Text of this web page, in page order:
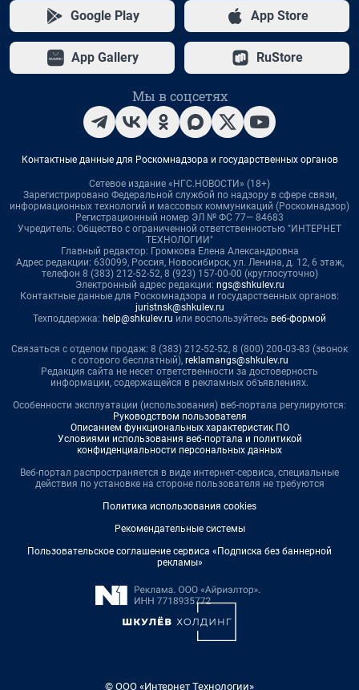
Google Play App Store
App Gallery RuStore
Мы в соцсетях
Контактные данные для Роскомнадзора и государственных органов
Сетевое издание «НГС.НОВОСТИ» (18+)
Зарегистрировано Федеральной службой по надзору в сфере связи,
информационных технологий и массовых коммуникаций (Роскомнадзор)
Регистрационный номер ЭЛ № ФС 77— 84683
Учредитель: Общество с ограниченной ответственностью "ИНТЕРНЕТ
ТЕХНОЛОГИИ"
Главный редактор: Громкова Елена Александровна
Адрес редакции: 630099, Россия, Новосибирск, ул. Ленина, д. 12, 6 этаж,
телефон 8 (383) 212-52-52, 8 (923) 157-00-00 (круглосуточно)
Электронный адрес редакции: ngs@shkulev.ru
Контактные данные для Роскомнадзора и государственных органов:
juristnsk@shkulev.ru
Техподдержка: help@shkulev.ru или воспользуйтесь веб-формой
Связаться с отделом продаж: 8 (383) 212-52-52, 8 (800) 200-03-83 (звонок
с сотового бесплатный), reklamangs@shkulev.ru
Редакция сайта не несет ответственности за достоверность
информации, содержащейся в рекламных объявлениях.
Особенности эксплуатации (использования) веб-портала регулируются:
Руководством пользователя
Описанием функциональных характеристик ПО
Условиями использования веб-портала и политикой
конфиденциальности персональных данных
Веб-портал распространяется в виде интернет-сервиса, специальные
действия по установке на стороне пользователя не требуются
Политика использования cookies
Рекомендательные системы
Пользовательское соглашение сервиса «Подписка без баннерной
рекламы»
© ООО «Интернет Технологии»